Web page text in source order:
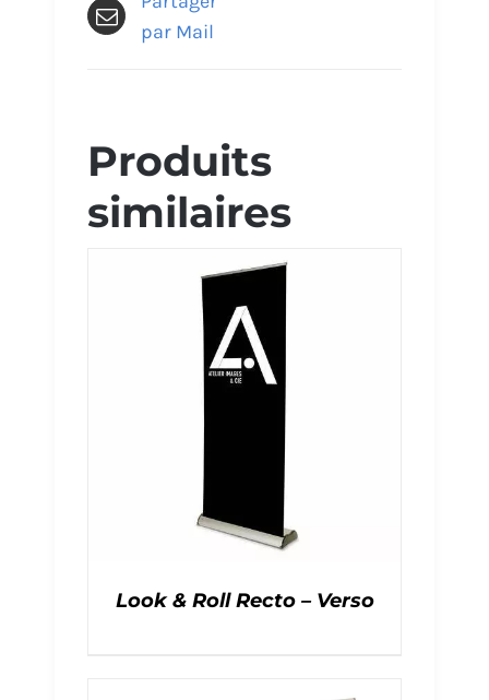
par Mail
Produits
similaires
Look & Roll Recto – Verso